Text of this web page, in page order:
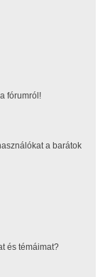
fórumról!
a barátok
és témáimat?